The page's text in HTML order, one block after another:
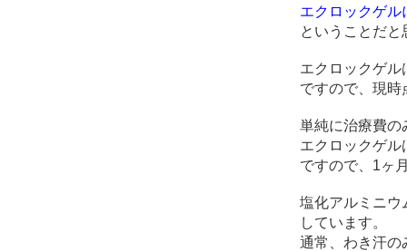
エクロックゲ
ということだと
エクロックゲ
ですので、現
単純に治療費の
エクロックゲ
ですので、1ヶ
塩化アルミニウ
しています。
通常、わき汗の